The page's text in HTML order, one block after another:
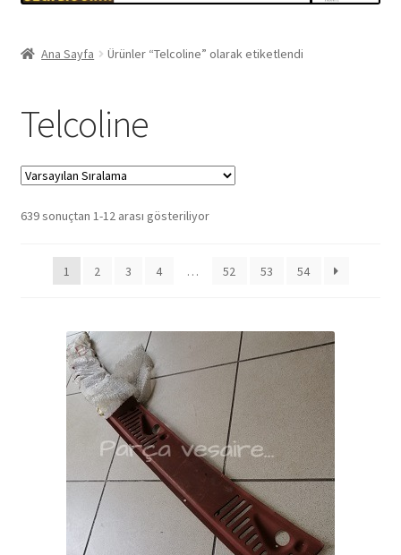
Ana Sayfa Ürünler “Telcoline” olarak etiketlendi
Telcoline
639 sonuçtan 1-12 arası gösteriliyor
1 2 3 4 … 52 53 54